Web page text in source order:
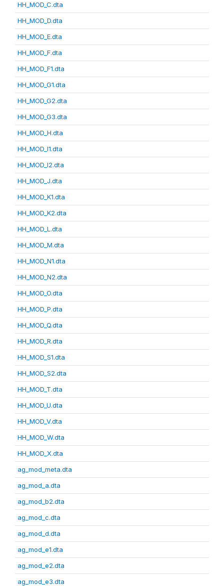
HH_MOD_C.dta
HH_MOD_D.dta
HH_MOD_E.dta
HH_MOD_F.dta
HH_MOD_F1.dta
HH_MOD_G1.dta
HH_MOD_G2.dta
HH_MOD_G3.dta
HH_MOD_H.dta
HH_MOD_I1.dta
HH_MOD_I2.dta
HH_MOD_J.dta
HH_MOD_K1.dta
HH_MOD_K2.dta
HH_MOD_L.dta
HH_MOD_M.dta
HH_MOD_N1.dta
HH_MOD_N2.dta
HH_MOD_O.dta
HH_MOD_P.dta
HH_MOD_Q.dta
HH_MOD_R.dta
HH_MOD_S1.dta
HH_MOD_S2.dta
HH_MOD_T.dta
HH_MOD_U.dta
HH_MOD_V.dta
HH_MOD_W.dta
HH_MOD_X.dta
ag_mod_meta.dta
ag_mod_a.dta
ag_mod_b2.dta
ag_mod_c.dta
ag_mod_d.dta
ag_mod_e1.dta
ag_mod_e2.dta
ag_mod_e3.dta